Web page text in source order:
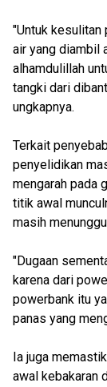
"Untuk kesulitan
air yang diambil
alhamdulillah
tangki dari
ungkapnya.
Terkait
penyelidikan
mengarah pada
titik awal
masih
"Dugaan
karena dari
powerbank itu
panas yang
Ia juga
awal kebakaran